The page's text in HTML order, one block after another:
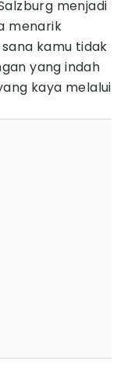
menjadi
menarik
kamu tidak
yang indah
kaya melalui